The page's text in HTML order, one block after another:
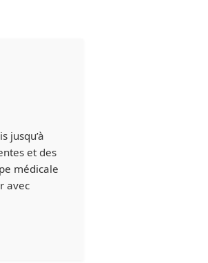
jusqu’à
et des
médicale
avec